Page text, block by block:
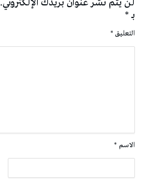
لن يتم نشر عنوان بريدك الإلكتروني.
بـ*
التعليق *
الاسم *